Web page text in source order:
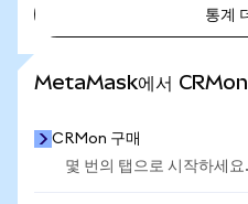
통계
MetaMask에서 CRMon
CRMon 구매
몇 번의 탭으로 시작하세요.